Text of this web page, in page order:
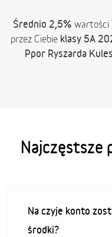
Średnio 2,5% wartości
przez Ciebie klasy 5A
Ppor Ryszarda
Najczęstsze
Na czyje konto
środki?